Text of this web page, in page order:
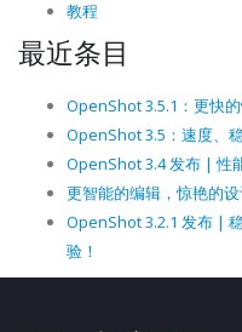
教程
最近条目
OpenShot 3.5.1：更快
OpenShot 3.5：速度、
OpenShot 3.4 发布 | 性
更智能的编辑，惊艳的
OpenShot 3.2.1 发布 |
验！